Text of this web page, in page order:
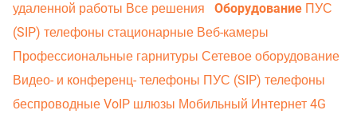
удаленной работы Все решения Оборудование ПУС
(SIP) телефоны стационарные Веб-камеры
Профессиональные гарнитуры Сетевое оборудование
Видео- и конференц- телефоны ПУС (SIP) телефоны
беспроводные VoIP шлюзы Мобильный Интернет 4G